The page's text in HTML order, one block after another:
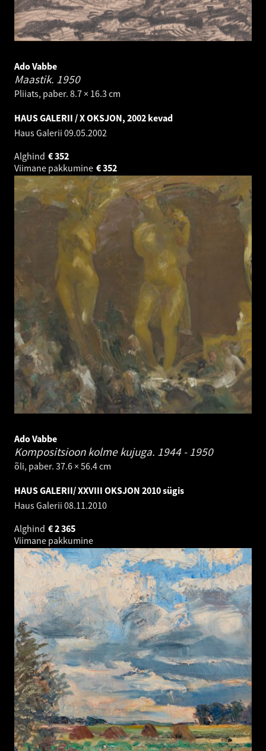
Ado Vabbe
Maastik. 1950
Pliiats, paber. 8.7 × 16.3 cm
HAUS GALERII / X OKSJON, 2002 kevad
Haus Galerii 09.05.2002
Alghind
352
€
Viimane pakkumine
352
€
Ado Vabbe
Kompositsioon kolme kujuga. 1944 - 1950
õli, paber. 37.6 × 56.4 cm
HAUS GALERII/ XXVIII OKSJON 2010 sügis
Haus Galerii 08.11.2010
Alghind
2 365
€
Viimane pakkumine